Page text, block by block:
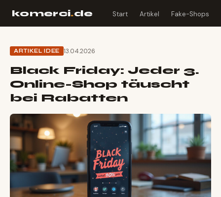
komerci.de Start Artikel Fake-Shops
ARTIKEL IDEE 13.04.2026
Black Friday: Jeder 3.
Online-Shop täuscht
bei Rabatten